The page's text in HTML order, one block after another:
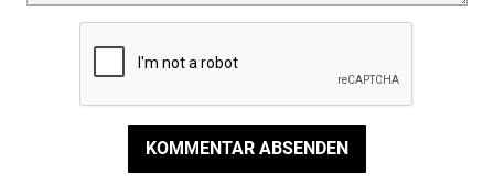
KOMMENTAR ABSENDEN